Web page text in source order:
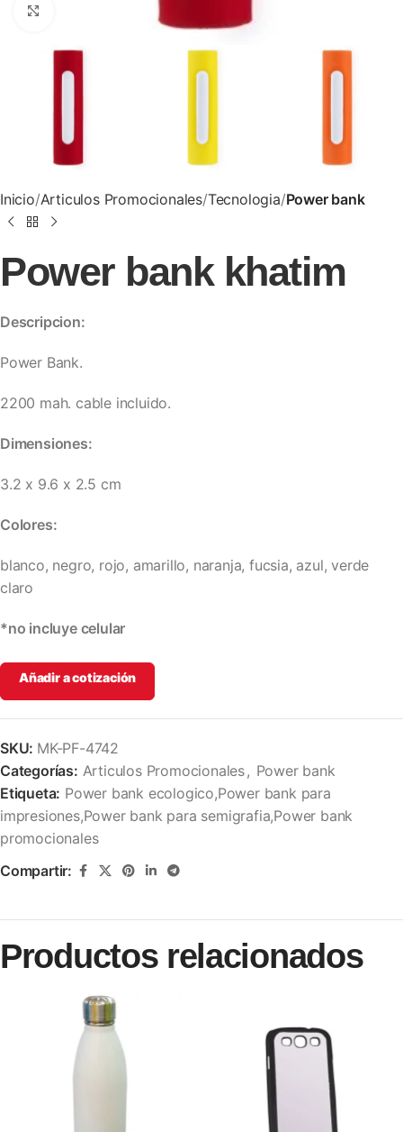
Inicio Articulos Promocionales Tecnologia Power bank
Power bank khatim
Descripcion:
Power Bank.
2200 mah. cable incluido.
Dimensiones:
3.2 x 9.6 x 2.5 cm
Colores:
blanco, negro, rojo, amarillo, naranja, fucsia, azul, verde
claro
*no incluye celular
Añadir a cotización
SKU: MK-PF-4742
Categorías: Articulos Promocionales, Power bank
Etiqueta: Power bank ecologico,Power bank para
impresiones,Power bank para semigrafia,Power bank
promocionales
Compartir:
Productos relacionados